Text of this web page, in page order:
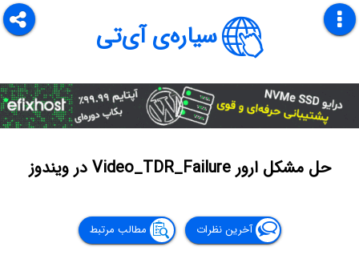
سیاره‌ی آی‌تی
حل مشکل ارور Video_TDR_Failure در ویندوز
آخرین نظرات مطالب مرتبط